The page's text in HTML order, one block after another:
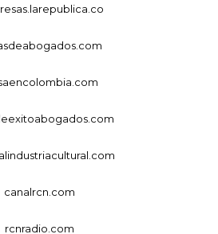
canalrcn.com
rcnradio.com